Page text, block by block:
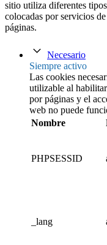
sitio utiliza diferentes
colocadas por servicios
páginas.
Necesario
Siempre activo
Las cookies
utilizable al
por páginas y el
web no puede
Nombre
PHPSESSID
_lang